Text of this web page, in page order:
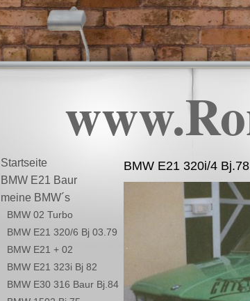
Startseite
BMW E21 Baur
meine BMW´s
BMW 02 Turbo
BMW E21 320/6 Bj 03.79
BMW E21 + 02
BMW E21 323i Bj 82
BMW E30 316 Baur Bj.84
BMW E21 320i/4 Bj.78